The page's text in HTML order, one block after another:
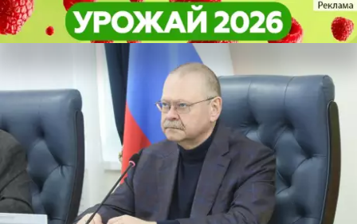
Губернатор рассказал о темпах
догазификации в регионе
Общество Губернатор рассказал о темпах
догазификации в регионе
Общество
Другие новости
по теме
Погода и курсы
валют в Пензе